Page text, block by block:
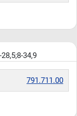
34,9
791.711.00